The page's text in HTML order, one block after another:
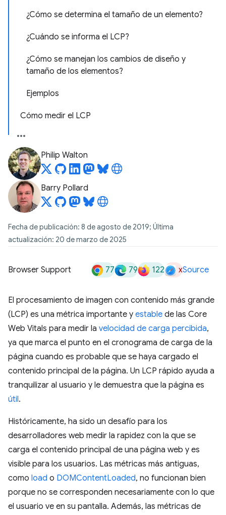
¿Cómo se determina el tamaño de un elemento?
¿Cuándo se informa el LCP?
¿Cómo se manejan los cambios de diseño y
tamaño de los elementos?
Ejemplos
Cómo medir el LCP
Philip Walton
Barry Pollard
Fecha de publicación: 8 de agosto de 2019; Última
actualización: 20 de marzo de 2025
Browser Support 77 79 122 xSource
El procesamiento de imagen con contenido más grande
(LCP) es una métrica importante y estable de las Core
Web Vitals para medir la velocidad de carga percibida,
ya que marca el punto en el cronograma de carga de la
página cuando es probable que se haya cargado el
contenido principal de la página. Un LCP rápido ayuda a
tranquilizar al usuario y le demuestra que la página es
útil.
Históricamente, ha sido un desafío para los
desarrolladores web medir la rapidez con la que se
carga el contenido principal de una página web y es
visible para los usuarios. Las métricas más antiguas,
como load o DOMContentLoaded, no funcionan bien
porque no se corresponden necesariamente con lo que
el usuario ve en su pantalla. Además, las métricas de